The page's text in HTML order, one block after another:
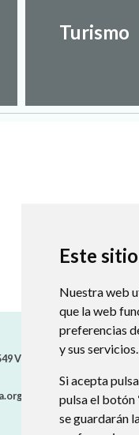
Este
Nuestra web
que la web
preferencias
y sus servicios.
Si acepta
pulsa el botón
se guardarán
Turismo
VENCILLÓN